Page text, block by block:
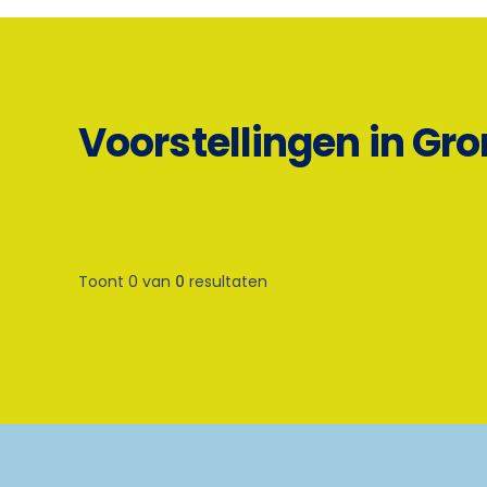
Voorstellingen in
Toont 0 van 0 resultaten